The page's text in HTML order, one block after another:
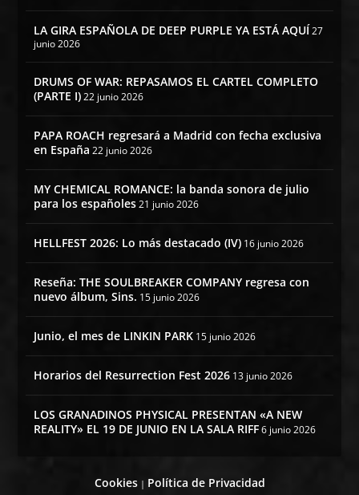
LA GIRA ESPAÑOLA DE DEEP PURPLE YA ESTÁ AQUÍ27
junio 2026
DRUMS OF WAR: REPASAMOS EL CARTEL COMPLETO
(PARTE I) 22 junio 2026
PAPA ROACH regresará a Madrid con fecha exclusiva
en España 22 junio 2026
MY CHEMICAL ROMANCE: la banda sonora de julio
para los españoles 21 junio 2026
HELLFEST 2026: Lo más destacado (IV) 16 junio 2026
Reseña: THE SOULBREAKER COMPANY regresa con
nuevo álbum, Sins. 15 junio 2026
Junio, el mes de LINKIN PARK 15 junio 2026
Horarios del Resurrection Fest 2026 13 junio 2026
LOS GRANADINOS PHYSICAL PRESENTAN «A NEW
REALITY» EL 19 DE JUNIO EN LA SALA RIFF 6 junio 2026
Cookies| Política de Privacidad